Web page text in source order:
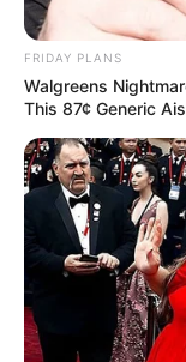
FRIDAY PLANS
Walgreens
This 87¢ Generic